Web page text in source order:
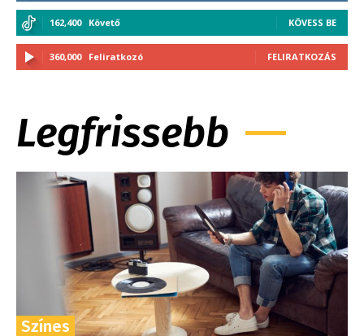
162,400 Követő KÖVESS BE
360,000 Feliratkozó FELIRATKOZÁS
Legfrissebb
Színes